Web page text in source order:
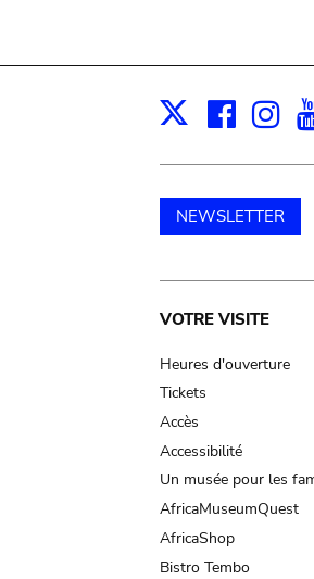
X
NEWSLETTER
Main
VOTRE VISITE
Heures d'ouverture
Tickets
Accès
Accessibilité
Un musée pour les
AfricaMuseumQuest
AfricaShop
Bistro Tembo